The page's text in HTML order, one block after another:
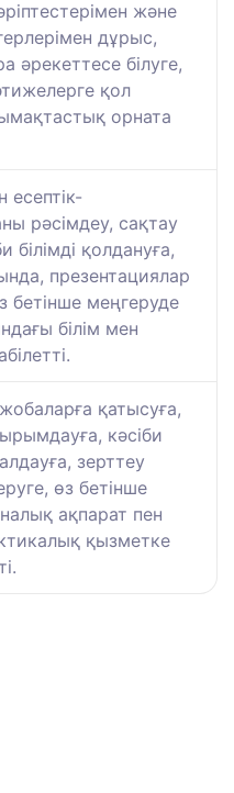
және
дұрыс,
әрекеттесе білуге,
қол
орната
есептік-
рәсімдеу, сақтау
білімді қолдануға,
презентациялар
бетінше меңгеруде
білім мен
қатысуға,
кәсіби
зерттеу
өз бетінше
ақпарат пен
қызметке